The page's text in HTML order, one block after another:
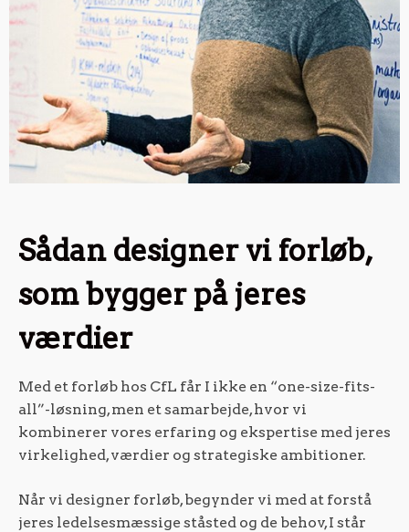
Sådan designer vi forløb,
som bygger på jeres
værdier
Med et forløb hos CfL får I ikke en “one-size-fits-
all”-løsning, men et samarbejde, hvor vi
kombinerer vores erfaring og ekspertise med jeres
virkelighed, værdier og strategiske ambitioner.
Når vi designer forløb, begynder vi med at forstå
jeres ledelsesmæssige ståsted og de behov, I står